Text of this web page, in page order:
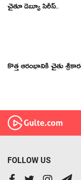
చైతూ డెబ్యూ సిరీస్..
కొత్త ఆరంభానికి చైతు
FOLLOW US